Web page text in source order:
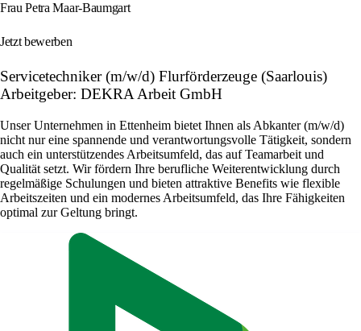
Frau Petra Maar-Baumgart
Jetzt bewerben
Servicetechniker (m/w/d) Flurförderzeuge (Saarlouis)
Arbeitgeber: DEKRA Arbeit GmbH
Unser Unternehmen in Ettenheim bietet Ihnen als Abkanter (m/w/d)
nicht nur eine spannende und verantwortungsvolle Tätigkeit, sondern
auch ein unterstützendes Arbeitsumfeld, das auf Teamarbeit und
Qualität setzt. Wir fördern Ihre berufliche Weiterentwicklung durch
regelmäßige Schulungen und bieten attraktive Benefits wie flexible
Arbeitszeiten und ein modernes Arbeitsumfeld, das Ihre Fähigkeiten
optimal zur Geltung bringt.